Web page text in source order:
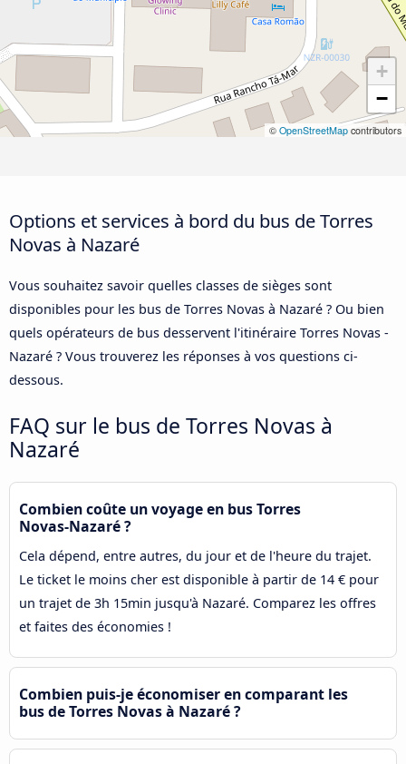
+
−
© OpenStreetMap contributors
Options et services à bord du bus de Torres
Novas à Nazaré
Vous souhaitez savoir quelles classes de sièges sont
disponibles pour les bus de Torres Novas à Nazaré ? Ou bien
quels opérateurs de bus desservent l'itinéraire Torres Novas -
Nazaré ? Vous trouverez les réponses à vos questions ci-
dessous.
FAQ sur le bus de Torres Novas à
Nazaré
Combien coûte un voyage en bus Torres
Novas-Nazaré ?
Cela dépend, entre autres, du jour et de l'heure du trajet.
Le ticket le moins cher est disponible à partir de 14 € pour
un trajet de 3h 15min jusqu'à Nazaré. Comparez les offres
et faites des économies !
Combien puis-je économiser en comparant les
bus de Torres Novas à Nazaré ?